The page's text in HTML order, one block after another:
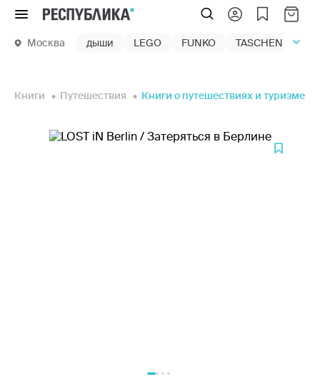
Меню
Москва дыши LEGO FUNKO TASCHEN
Книги Путешествия Книги о путешествиях и туризме